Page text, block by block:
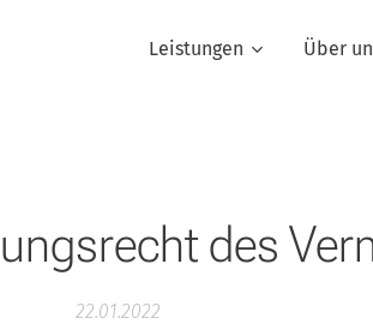
Leistungen Über
des
22.01.2022